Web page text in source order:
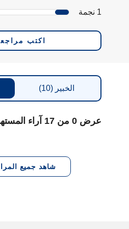
1 نجمة
اكتب
الخبير (10)
عرض 0 من 17 آراء المستهلكين
شاهد جميع